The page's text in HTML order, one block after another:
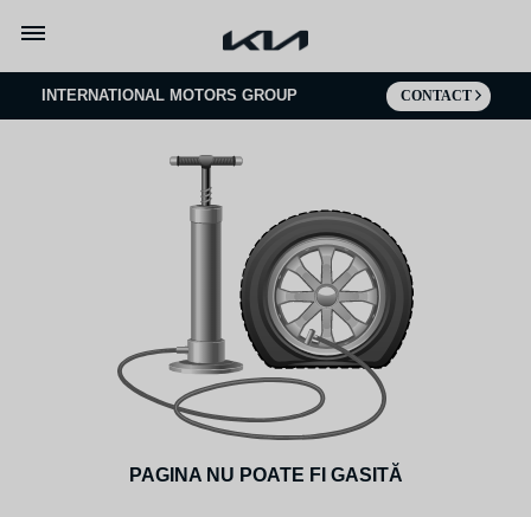
INTERNATIONAL MOTORS GROUP CONTACT
PAGINA NU POATE FI GASITĂ